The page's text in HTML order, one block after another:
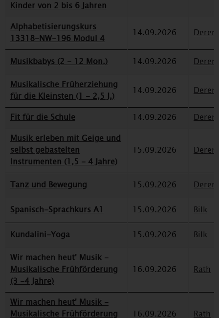
Kinder von 2 bis 6 Jahren
Alphabetisierungskurs
13318-NW-196 Modul 4
14.09.2026
Musikbabys (2 - 12 Mon.) 14.09.2026
Musikalische Früherziehung
für die Kleinsten (1 - 2,5 J.)
14.09.2026
Fit für die Schule 14.09.2026
Musik erleben mit Geige und
selbst gebastelten
Instrumenten (1,5 - 4 Jahre)
15.09.2026
Tanz und Bewegung 15.09.2026
Spanisch-Sprachkurs A1 15.09.2026 Bilk
Kundalini-Yoga 15.09.2026
Bilk
Wir machen heut' Musik -
Musikalische Frühförderung
(3 -4 Jahre)
16.09.2026 Rath
Wir machen heut' Musik -
Musikalische Frühförderung
16.09.2026 Rath